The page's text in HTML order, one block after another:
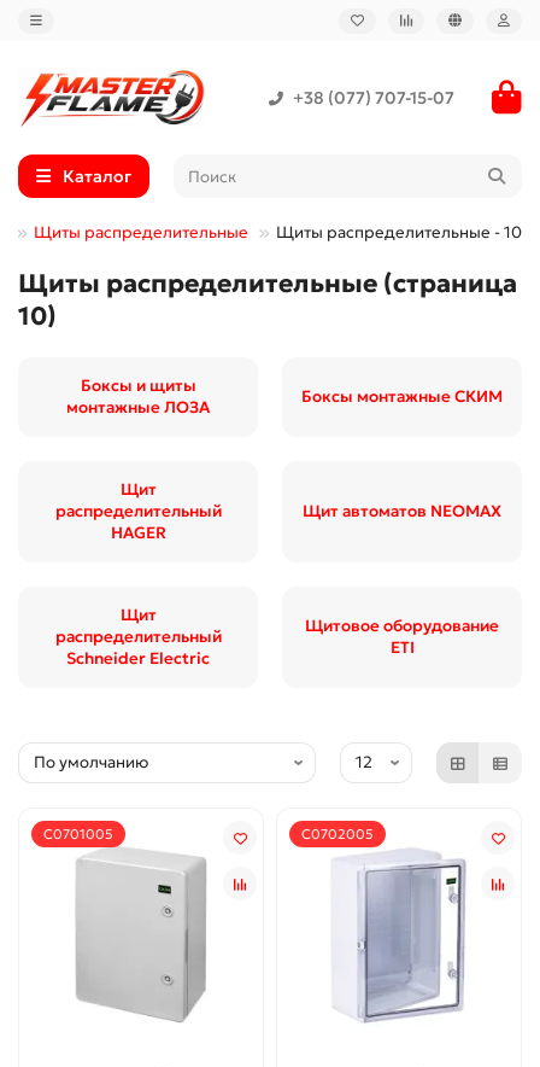
+38 (077) 707-15-07
Каталог
Щиты распределительные Щиты распределительные - 10
Щиты распределительные (страница
10)
Боксы и щиты
монтажные ЛОЗА
Боксы монтажные СКИМ
Щит
распределительный
HAGER
Щит автоматов NEOMAX
Щит
распределительный
Schneider Electric
Щитовое оборудование
ETI
С0701005 С0702005